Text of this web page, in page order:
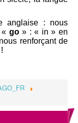
anglaise : nous
« go» : « in » en
renforçant de